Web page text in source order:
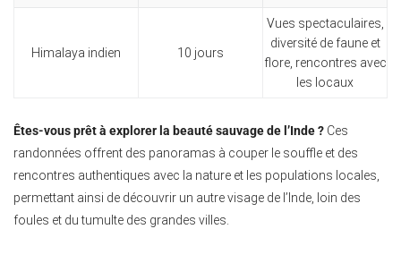
Himalaya indien 10 jours
Vues spectaculaires,
diversité de faune et
flore, rencontres avec
les locaux
Êtes-vous prêt à explorer la beauté sauvage de l’Inde ? Ces
randonnées offrent des panoramas à couper le souffle et des
rencontres authentiques avec la nature et les populations locales,
permettant ainsi de découvrir un autre visage de l’Inde, loin des
foules et du tumulte des grandes villes.